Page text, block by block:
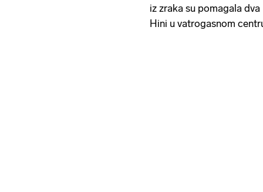
iz zraka su pomagala
Hini u vatrogasnom